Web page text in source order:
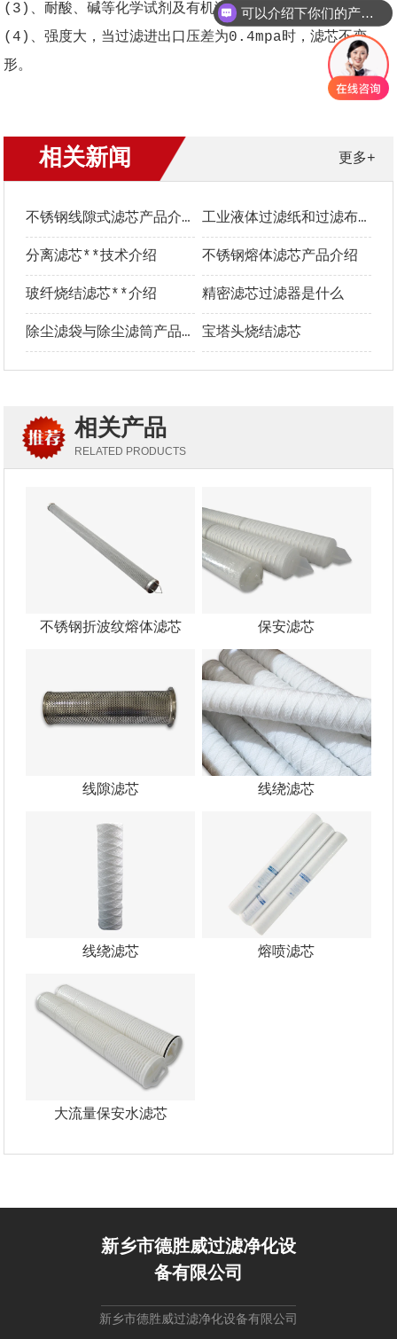
(3)、耐酸、碱等化学试剂及有机溶剂的腐蚀
(4)、强度大，当过滤进出口压差为0.4mpa时，滤芯不变
形。
更多+
相关新闻
不锈钢线隙式滤芯产品介绍 工业液体过滤纸和过滤布**选型指南
分离滤芯**技术介绍 不锈钢熔体滤芯产品介绍
玻纤烧结滤芯**介绍 精密滤芯过滤器是什么
除尘滤袋与除尘滤筒产品介绍及优势对比 宝塔头烧结滤芯
相关产品
RELATED PRODUCTS
不锈钢折波纹熔体滤芯 保安滤芯
线隙滤芯 线绕滤芯
线绕滤芯 熔喷滤芯
大流量保安水滤芯
新乡市德胜威过滤净化设
备有限公司
新乡市德胜威过滤净化设备有限公司
可以介绍下你们的产品么？